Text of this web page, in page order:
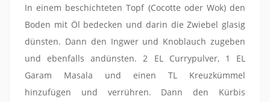
In einem beschichteten Topf (Cocotte oder Wok) den
Boden mit Öl bedecken und darin die Zwiebel glasig
dünsten. Dann den Ingwer und Knoblauch zugeben
und ebenfalls andünsten. 2 EL Currypulver, 1 EL
Garam Masala und einen TL Kreuzkümmel
hinzufügen und verrühren. Dann den Kürbis